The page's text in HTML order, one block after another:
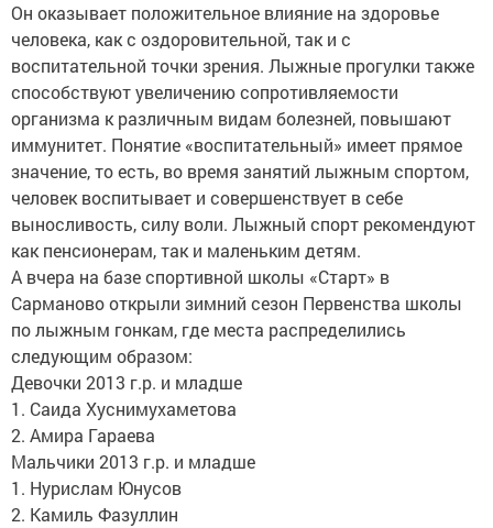
Он оказывает положительное влияние на здоровье
человека, как с оздоровительной, так и с
воспитательной точки зрения. Лыжные прогулки также
способствуют увеличению сопротивляемости
организма к различным видам болезней, повышают
иммунитет. Понятие «воспитательный» имеет прямое
значение, то есть, во время занятий лыжным спортом,
человек воспитывает и совершенствует в себе
выносливость, силу воли. Лыжный спорт рекомендуют
как пенсионерам, так и маленьким детям.
А вчера на базе спортивной школы «Старт» в
Сарманово открыли зимний сезон Первенства школы
по лыжным гонкам, где места распределились
следующим образом:
Девочки 2013 г.р. и младше
1. Саида Хуснимухаметова
2. Амира Гараева
Мальчики 2013 г.р. и младше
1. Нурислам Юнусов
2. Камиль Фазуллин